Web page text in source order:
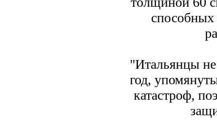
способных
"Итальянцы не
год,
катастроф,